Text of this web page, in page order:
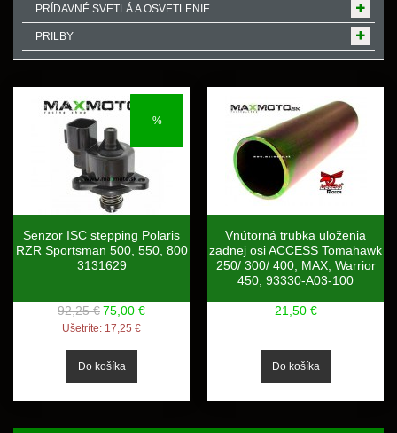
PRÍDAVNÉ SVETLÁ A OSVETLENIE
PRILBY
%
Senzor ISC stepping Polaris
RZR Sportsman 500, 550, 800
3131629
92,25 €75,00 €
Ušetríte: 17,25 €
Vnútorná trubka uloženia
zadnej osi ACCESS Tomahawk
250/ 300/ 400, MAX, Warrior
450, 93330-A03-100
21,50 €